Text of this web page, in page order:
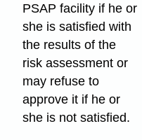
PSAP facility if he or
she is satisfied with
the results of the
risk assessment or
may refuse to
approve it if he or
she is not satisfied.